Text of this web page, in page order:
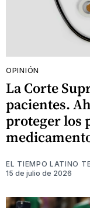
OPINIÓN
La Corte
pacientes.
proteger los
EL TIEMPO LATINO
15 de julio de 2026